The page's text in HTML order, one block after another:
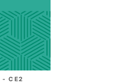
- CE2